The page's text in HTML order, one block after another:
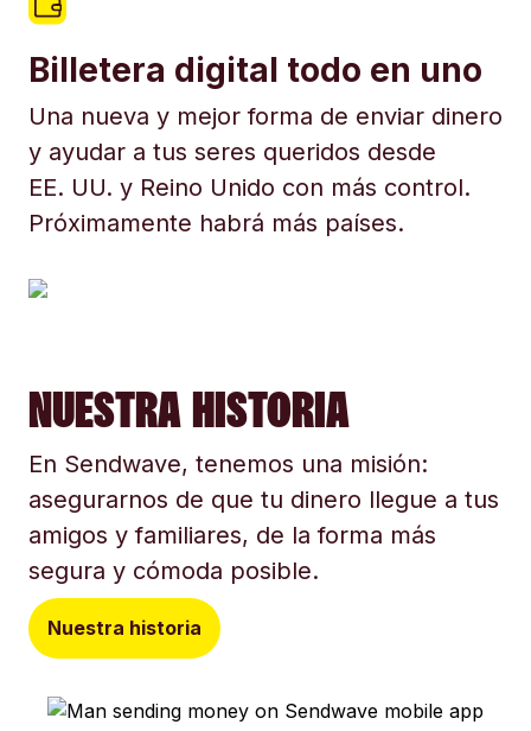
Billetera digital todo en uno
Una nueva y mejor forma de enviar dinero
y ayudar a tus seres queridos desde
EE. UU. y Reino Unido con más control.
Próximamente habrá más países.
NUESTRA HISTORIA
En Sendwave, tenemos una misión:
asegurarnos de que tu dinero llegue a tus
amigos y familiares, de la forma más
segura y cómoda posible.
Nuestra historia